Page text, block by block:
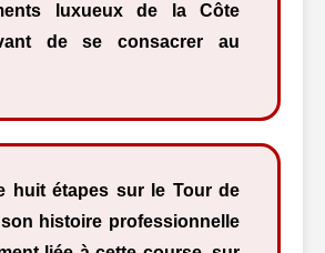
luxueux de la Côte
de se consacrer au
huit étapes sur le Tour de
histoire professionnelle